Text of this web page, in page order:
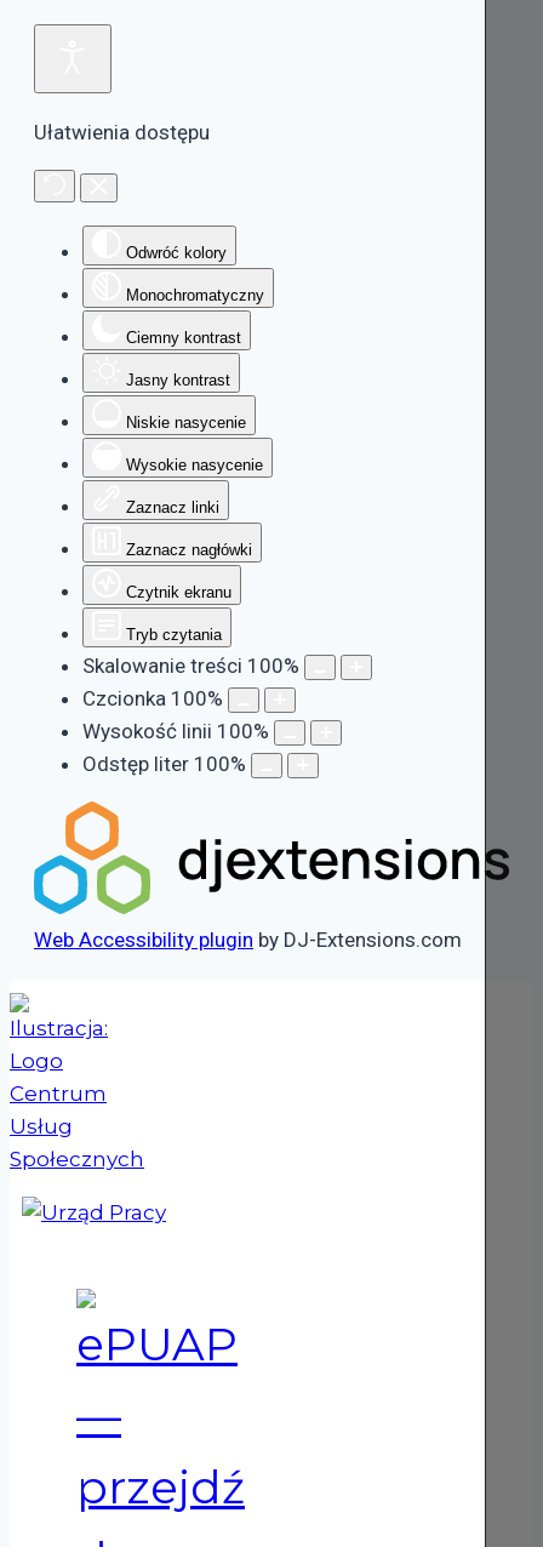
Ułatwienia dostępu
Odwróć kolory
Monochromatyczny
Ciemny kontrast
Jasny kontrast
Niskie nasycenie
Wysokie nasycenie
Zaznacz linki
Zaznacz nagłówki
Czytnik ekranu
Tryb czytania
Skalowanie treści 100%
Czcionka 100%
Wysokość linii 100%
Odstęp liter 100%
Web Accessibility plugin by DJ-Extensions.com
Przejdź
do
treści
(otwiera się w